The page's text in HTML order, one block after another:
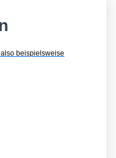
also beispielsweise